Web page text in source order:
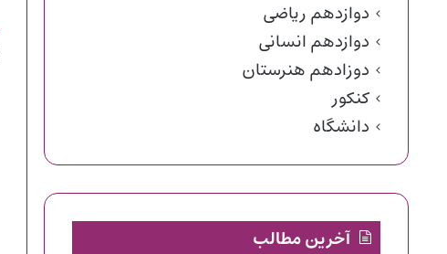
دوازدهم ریاضی
دوازدهم انسانی
دوزادهم هنرستان
کنکور
دانشگاه
آخرین مطالب